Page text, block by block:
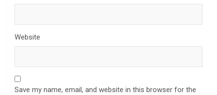
Website
Save my name, email, and website in this browser for the